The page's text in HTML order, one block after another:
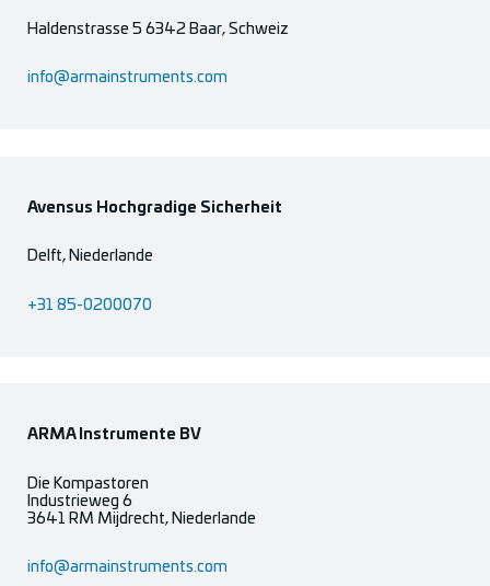
Haldenstrasse 5 6342 Baar, Schweiz
info@armainstruments.com
Avensus Hochgradige Sicherheit
Delft, Niederlande
+31 85-0200070
ARMA Instrumente BV
Die Kompastoren
Industrieweg 6
3641 RM Mijdrecht, Niederlande
info@armainstruments.com